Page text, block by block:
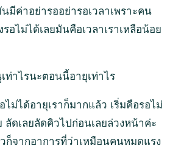
นมีค่าอย่ารออย่ารอเวลาเพราะคน
รอไม่ได้เลยมันคือเวลาเราเหลือน้อย
ท่าไรนะตอนนี้อายุเท่าไร
ม่ได้อายุเราก็มากแล้ว เริ่มคือรอไม่
ลัดเลยลัดคิวไปก่อนเลยล่วงหน้าค่ะ
ก็จากอาการที่ว่าเหมือนคนหมดแรง